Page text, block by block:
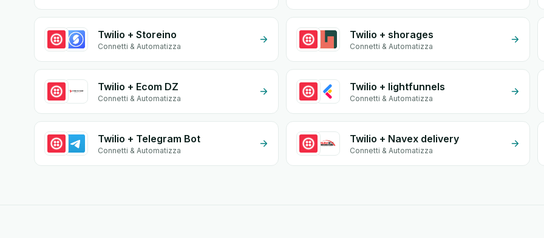
Twilio + Storeino
Connetti & Automatizza
Twilio + shorages
Connetti & Automatizza
Twilio + Ecom DZ
Connetti & Automatizza
Twilio + lightfunnels
Connetti & Automatizza
Twilio + Telegram Bot
Connetti & Automatizza
Twilio + Navex delivery
Connetti & Automatizza